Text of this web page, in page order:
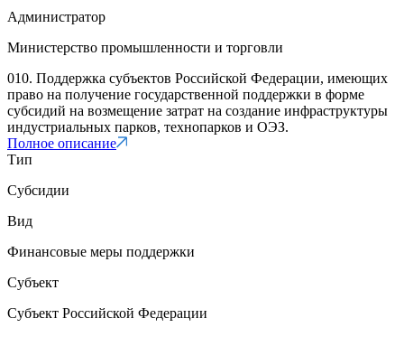
Администратор
Министерство промышленности и торговли
010. Поддержка субъектов Российской Федерации, имеющих
право на получение государственной поддержки в форме
субсидий на возмещение затрат на создание инфраструктуры
индустриальных парков, технопарков и ОЭЗ.
Полное описание
Тип
Субсидии
Вид
Финансовые меры поддержки
Субъект
Субъект Российской Федерации